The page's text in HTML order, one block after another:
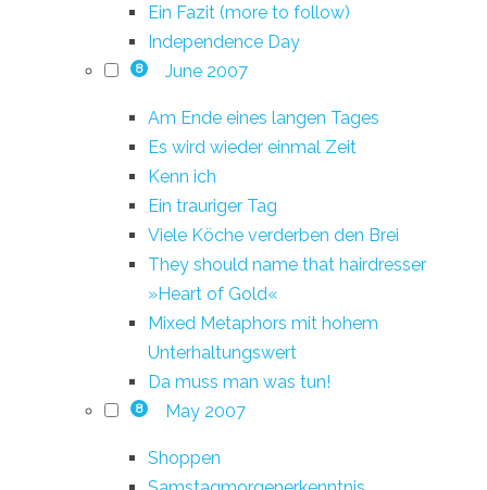
Ein Fazit (more to follow)
Independence Day
8 June 2007
Am Ende eines langen Tages
Es wird wieder einmal Zeit
Kenn ich
Ein trauriger Tag
Viele Köche verderben den Brei
They should name that hairdresser
»Heart of Gold«
Mixed Metaphors mit hohem
Unterhaltungswert
Da muss man was tun!
8 May 2007
Shoppen